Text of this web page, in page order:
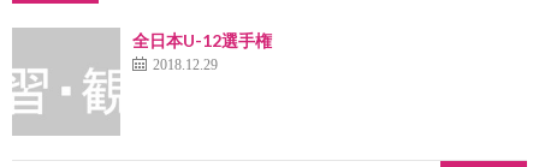
全日本U-12選手権
2018.12.29